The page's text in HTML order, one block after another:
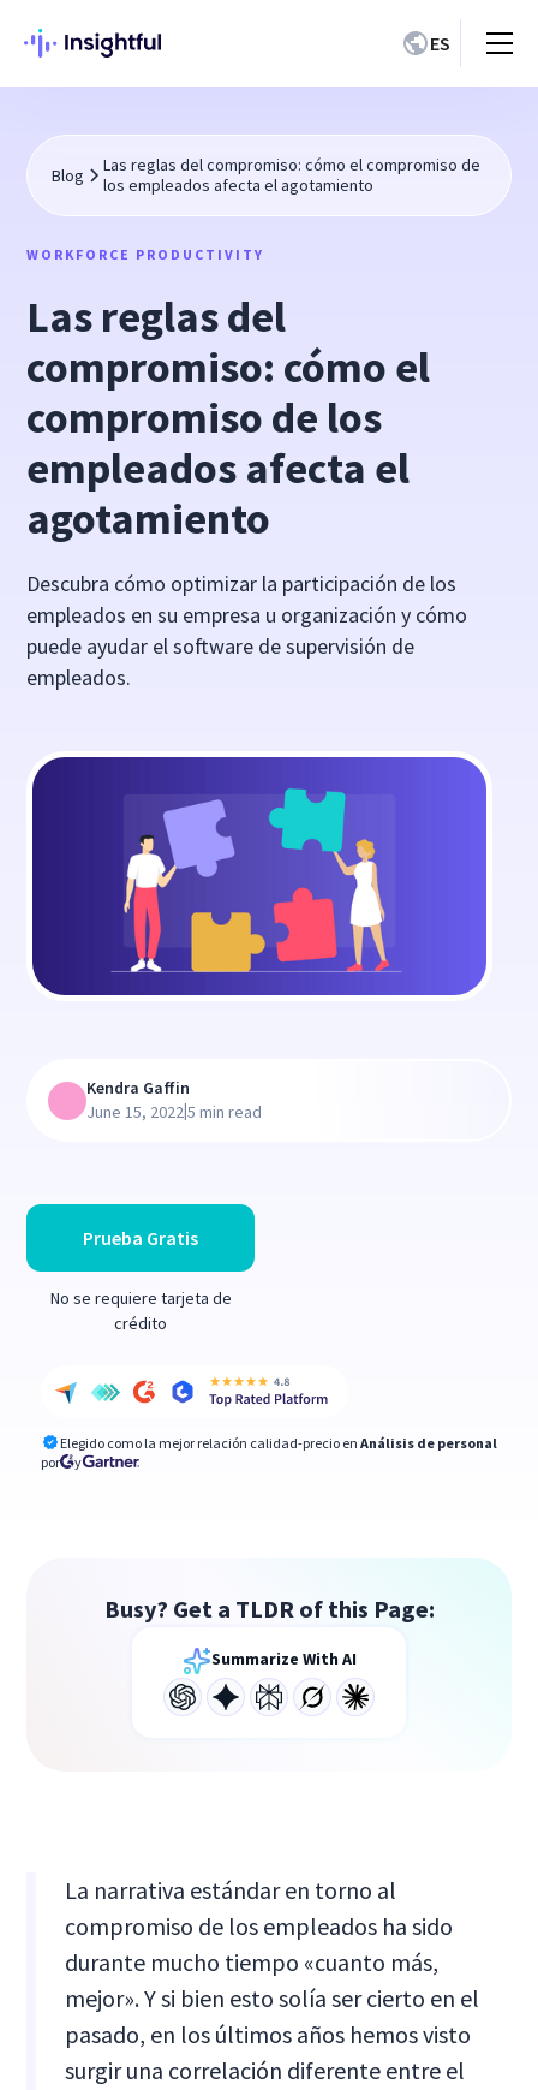
ES
Blog
Las reglas del compromiso: cómo el compromiso de
los empleados afecta el agotamiento
WORKFORCE PRODUCTIVITY
Las reglas del
compromiso: cómo el
compromiso de los
empleados afecta el
agotamiento
Descubra cómo optimizar la participación de los
empleados en su empresa u organización y cómo
puede ayudar el software de supervisión de
empleados.
Prueba Gratis
No se requiere tarjeta de
crédito
Elegido como la mejor relación calidad-precio en Análisis de personal
por
y
Kendra Gaffin
June 15, 2022|5 min read
Busy? Get a TLDR of this Page:
Summarize With AI
La narrativa estándar en torno al
compromiso de los empleados ha sido
durante mucho tiempo «cuanto más,
mejor». Y si bien esto solía ser cierto en el
pasado, en los últimos años hemos visto
surgir una correlación diferente entre el